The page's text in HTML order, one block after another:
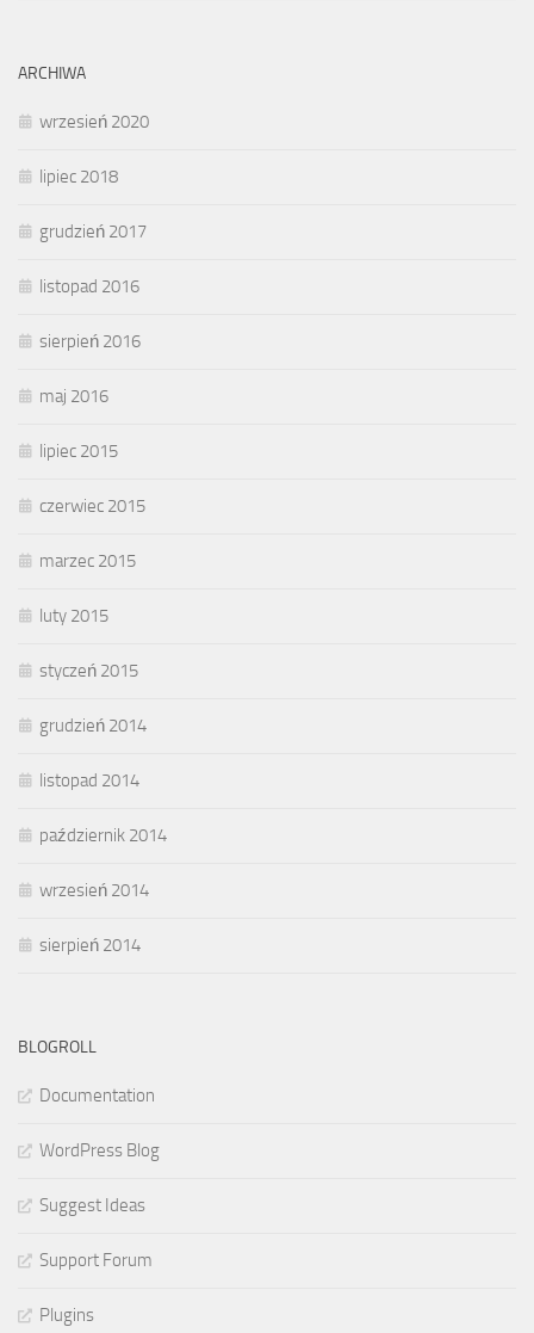
ARCHIWA
wrzesień 2020
lipiec 2018
grudzień 2017
listopad 2016
sierpień 2016
maj 2016
lipiec 2015
czerwiec 2015
marzec 2015
luty 2015
styczeń 2015
grudzień 2014
listopad 2014
październik 2014
wrzesień 2014
sierpień 2014
BLOGROLL
Documentation
WordPress Blog
Suggest Ideas
Support Forum
Plugins